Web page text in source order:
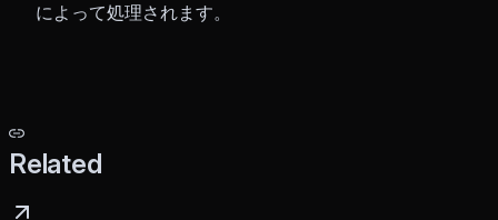
によって処理されます。
Related